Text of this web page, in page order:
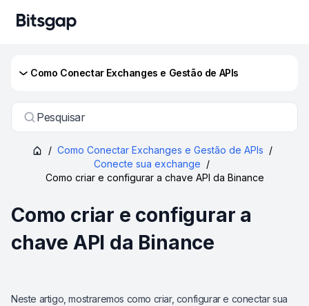
Como Conectar Exchanges e Gestão de APIs
Pesquisar
/ Como Conectar Exchanges e Gestão de APIs /
Conecte sua exchange /
Como criar e configurar a chave API da Binance
Como criar e configurar a
chave API da Binance
Neste artigo, mostraremos como criar, configurar e conectar sua